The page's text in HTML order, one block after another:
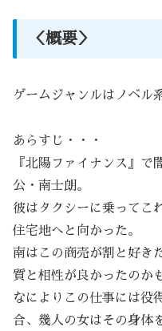
＜概要＞
ゲームジャンルはノベル
あらすじ・・・
『北陽ファイナンス』で
公・南士朗。
彼はタクシーに乗ってこ
住宅地へと向かった。
南はこの商売が割と好き
質と相性が良かったのか
なによりこの仕事には役
合、幾人の女はその身体